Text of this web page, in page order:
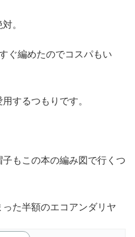
。
ぐ編めたのでコスパもい
するつもりです。
もこの本の編み図で行くつ
た半額のエコアンダリヤ